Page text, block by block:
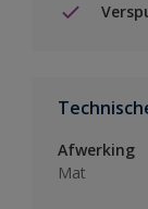
Afwerking
Mat